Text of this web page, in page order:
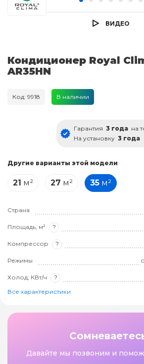
ВИДЕО
Кондиционер Royal
AR35HN
Код: 9918 В наличии
Гарантия 3 года на
На установку 3 года
Другие варианты этой модели
21 м² 27 м² 35 м²
Страна
Площадь, м² ?
Компрессор ?
Режимы
Холод, КВт/ч ?
Все характеристики
Давайте мы позвоним и